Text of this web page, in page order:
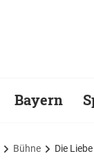
Bayern
Bühne Die